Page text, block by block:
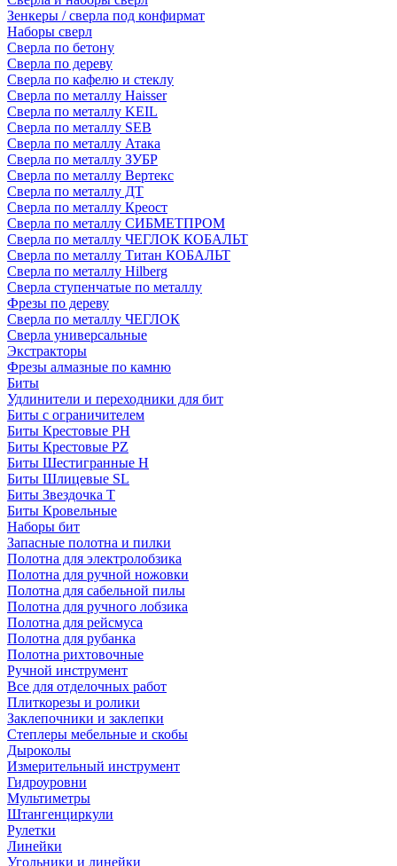
Зенкеры / сверла под конфирмат
Наборы сверл
Сверла по бетону
Сверла по дереву
Сверла по кафелю и стеклу
Сверла по металлу Haisser
Сверла по металлу KEIL
Сверла по металлу SEB
Сверла по металлу Атака
Сверла по металлу ЗУБР
Сверла по металлу Вертекс
Сверла по металлу ДТ
Сверла по металлу Креост
Сверла по металлу СИБМЕТПРОМ
Сверла по металлу ЧЕГЛОК КОБАЛЬТ
Сверла по металлу Титан КОБАЛЬТ
Сверла по металлу Hilberg
Сверла ступенчатые по металлу
Фрезы по дереву
Сверла по металлу ЧЕГЛОК
Сверла универсальные
Экстракторы
Фрезы алмазные по камню
Биты
Удлинители и переходники для бит
Биты с ограничителем
Биты Крестовые PH
Биты Крестовые PZ
Биты Шестигранные H
Биты Шлицевые SL
Биты Звездочка T
Биты Кровельные
Наборы бит
Запасные полотна и пилки
Полотна для электролобзика
Полотна для ручной ножовки
Полотна для сабельной пилы
Полотна для ручного лобзика
Полотна для рейсмуса
Полотна для рубанка
Полотна рихтовочные
Ручной инструмент
Все для отделочных работ
Плиткорезы и ролики
Заклепочники и заклепки
Степлеры мебельные и скобы
Дыроколы
Измерительный инструмент
Гидроуровни
Мультиметры
Штангенциркули
Рулетки
Линейки
Угольники и линейки